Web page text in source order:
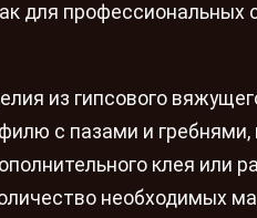
для профессиональных
из гипсового
с пазами и гребнями,
клея или
необходимых